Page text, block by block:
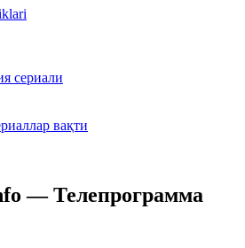
сериали
вақти
— Телепрограмма